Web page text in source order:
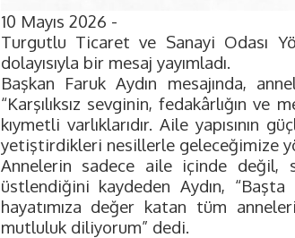
10 Mayıs 2026 -
Turgutlu Ticaret ve Sanayi Odası
dolayısıyla bir mesaj yayımladı.
Başkan Faruk Aydın mesajında,
“Karşılıksız sevginin, fedakârlığın
kıymetli varlıklarıdır. Aile yapısının
yetiştirdikleri nesillerle geleceğimize
Annelerin sadece aile içinde değil,
üstlendiğini kaydeden Aydın,
hayatımıza değer katan tüm
mutluluk diliyorum” dedi.